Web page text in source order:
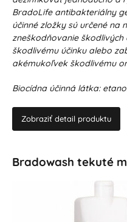
BradoLife antibakteriálny
účinné zložky sú určené na
zneškodňovanie
škodlivému účinku alebo
akémukoľvek škodlivému
Biocídna účinná látka: etanol
Zobraziť detail produktu
Bradowash tekuté